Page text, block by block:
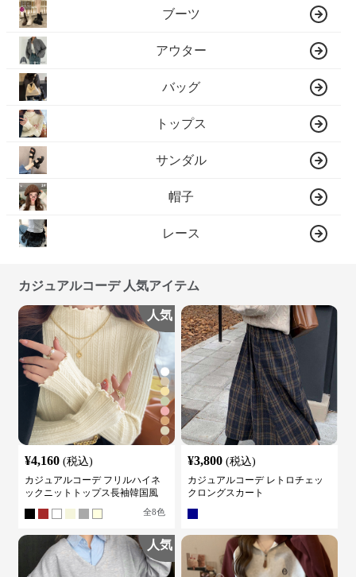
ブーツ
アウター
バッグ
トップス
サンダル
帽子
レース
カジュアルコーデ 人気アイテム
人気
¥4,160 (税込)
カジュアルコーデ フリルハイネ
ックニットトップス長袖韓国風
全8色
¥3,800 (税込)
カジュアルコーデ レトロチェッ
クロングスカート
人気